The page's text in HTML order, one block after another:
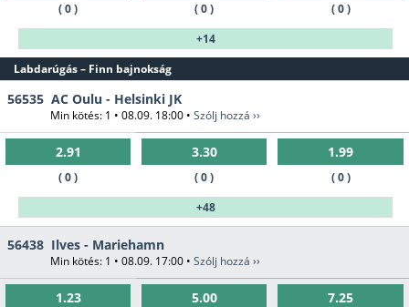
( 0 ) ( 0 )
( 0 )
+14
Labdarúgás – Finn bajnokság
56535 AC Oulu - Helsinki JK
Min kötés: 1 • 08.09. 18:00 • Szólj hozzá ››
2.91
( 0 )
3.30
( 0 )
1.99
( 0 )
+48
56438 Ilves - Mariehamn
Min kötés: 1 • 08.09. 17:00 • Szólj hozzá ››
1.23 5.00 7.25